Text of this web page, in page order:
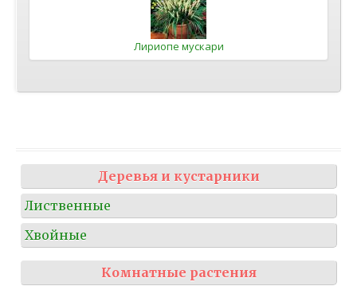
Лириопе мускари
Деревья и кустарники
Лиственные
Хвойные
Комнатные растения